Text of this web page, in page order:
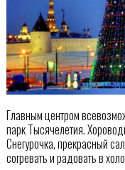
Главным центром
парк Тысячелетия.
Снегурочка, прекрасный
согревать и радовать в